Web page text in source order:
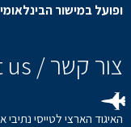
ופועל במישור
צור קשר / contact us
האיגוד הארצי לטייסי נתיבי